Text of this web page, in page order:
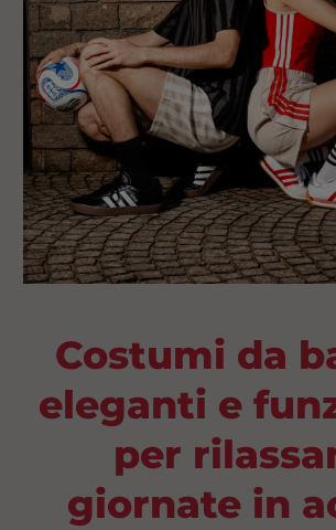
Costumi da
eleganti e
per
giornate in